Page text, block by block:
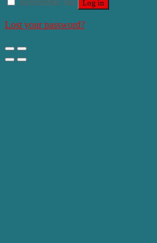
Remember me Log in
Lost your password?